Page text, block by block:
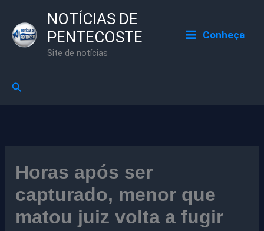
para
NOTÍCIAS DE
PENTECOSTE
Site de notícias
Conheça
Pesquisar
Horas após ser
capturado, menor que
matou juiz volta a fugir